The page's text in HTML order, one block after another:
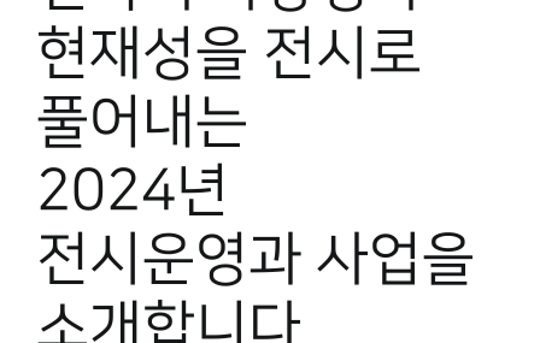
현재성을 전시로
풀어내는
2024년
전시운영과 사업을
소개합니다